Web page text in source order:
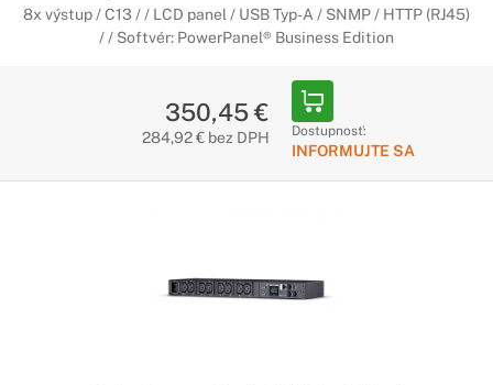
8x výstup / C13 / / LCD panel / USB Typ-A / SNMP / HTTP (RJ45)
/ / Softvér: PowerPanel® Business Edition
350,45 €
284,92 € bez DPH Dostupnosť:
INFORMUJTE SA